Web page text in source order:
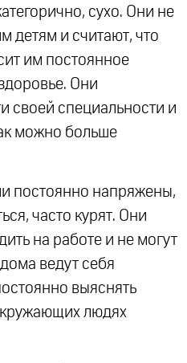
сухо. Они не
детям и считают, что
им постоянное
Они
своей специальности и
можно больше
постоянно напряжены,
часто курят. Они
на работе и не могут
ведут себя
выяснять
людях